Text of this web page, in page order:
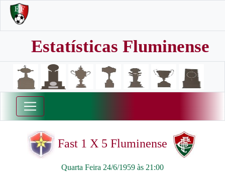
Estatísticas Fluminense
Fast 1 X 5 Fluminense
Quarta Feira 24/6/1959 às 21:00